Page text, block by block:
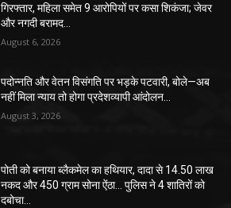
गिरफ्तार, महिला समेत 9 आरोपियों पर कसा शिकंजा; जेवर
और नगदी बरामद…
August 6, 2026
पदोन्नति और वेतन विसंगति पर भड़के पटवारी, बोले—अब
नहीं मिला न्याय तो होगा प्रदेशव्यापी आंदोलन…
August 3, 2026
पोती को बनाया ब्लैकमेल का हथियार, दादा से 14.50 लाख
नकद और 450 ग्राम सोना ऐंठा… पुलिस ने 4 शातिरों को
दबोचा…